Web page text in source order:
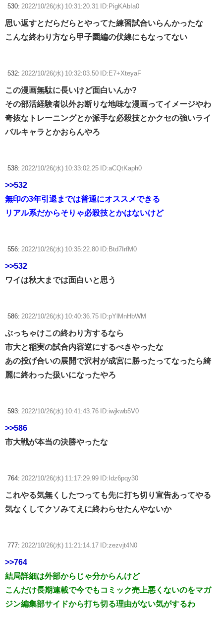
530: 2022/10/26(水) 10:31:20.31 ID:PigKAbIa0
思い返すとだらだらとやってた練習試合いらんかったな
こんな終わり方なら甲子園編の伏線にもなってない
532: 2022/10/26(水) 10:32:03.50 ID:E7+XteyaF
この漫画無駄に長いけど面白いんか?
その部活経験者以外お断りな地味な漫画ってイメージやわ
奇抜なトレーニングとか派手な必殺技とかクセの強いライ
バルキャラとかおらんやろ
538: 2022/10/26(水) 10:33:02.25 ID:aCQtKaph0
>>532
無印の3年引退までは普通にオススメできる
リアル系だからそりゃ必殺技とかはないけど
556: 2022/10/26(水) 10:35:22.80 ID:Btd7IrfM0
>>532
ワイは秋大までは面白いと思う
586: 2022/10/26(水) 10:40:36.75 ID:pYlMnHbWM
ぶっちゃけこの終わり方するなら
市大と稲実の試合内容逆にするべきやったな
あの投げ合いの展開で沢村が成宮に勝ったってなったら綺
麗に終わった扱いになったやろ
593: 2022/10/26(水) 10:41:43.76 ID:iwjkwb5V0
>>586
市大戦が本当の決勝やったな
764: 2022/10/26(水) 11:17:29.99 ID:Idz6pqy30
これやる気無くしたつっても先に打ち切り宣告あってやる
気なくしてクソみてえに終わらせたんやないか
777: 2022/10/26(水) 11:21:14.17 ID:zezvjt4N0
>>764
結局詳細は外部からじゃ分からんけど
こんだけ長期連載で今でもコミック売上悪くないのをマガ
ジン編集部サイドから打ち切る理由がない気がするわ